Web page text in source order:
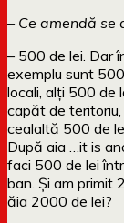
– Ce amendă
– 500 de lei. Dar
exemplu sunt
locali, alți 500 de
capăt de
cealaltă 500 de
După aia …it is
faci 500 de lei
ban. Și am primit
ăia 2000 de lei?